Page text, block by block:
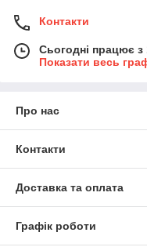
Контакти
Сьогодні працює з
Показати весь
Про нас
Контакти
Доставка та оплата
Графік роботи